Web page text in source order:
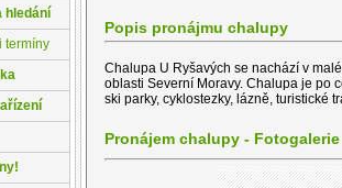
hledání
termíny
Popis pronájmu chalupy
Chalupa U Ryšavých se nachází v
oblasti Severní Moravy. Chalupa je po
ski parky, cyklostezky, lázně, turistické
Pronájem chalupy - Fotogalerie